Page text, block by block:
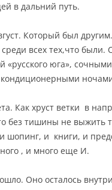
в дальний путь.
Который был
среди всех тех,что
«русского юга»,
Как хруст ветки в
без тишины не выжить
шопинг, и книги, и
, и много еще И.
Оно осталось